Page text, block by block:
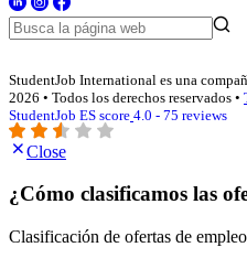
StudentJob International es una
2026 • Todos los derechos reservados •
StudentJob ES score 4.0 - 75 reviews
Close
¿Cómo clasificamos las
Clasificación de ofertas de empleo